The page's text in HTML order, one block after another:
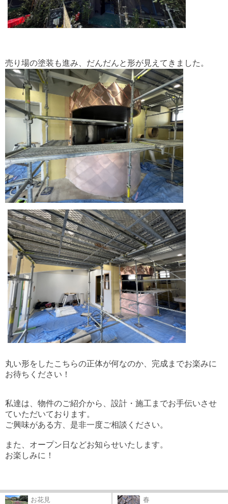
売り場の塗装も進み、だんだんと形が見えてきました。
丸い形をした こちらの正体が何なのか、完成までお楽みに
お待ちください！
私達は、物件のご紹介から、設計・施工までお手伝いさせ
ていただいております。
ご興味がある方、是非一度ご相談ください。
また、オープン日などお知らせいたします。
お楽しみに！
お花見 春